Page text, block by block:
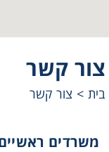
צור קשר
בית > צור קשר
משרדים
שרשראות,
רצועות וי,